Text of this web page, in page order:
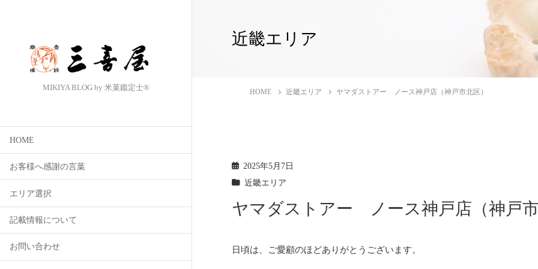
MIKIYA BLOG by 米菓鑑定士®
HOME
お客様へ感謝の言葉
エリア選択
記載情報について
お問い合わせ
近畿エリア
HOME 近畿エリア ヤマダストアー ノース神戸店（神戸市北区）
2025年5月7日
近畿エリア
ヤマダストアー ノース神戸店（神戸
日頃は、ご愛顧のほどありがとうございます。